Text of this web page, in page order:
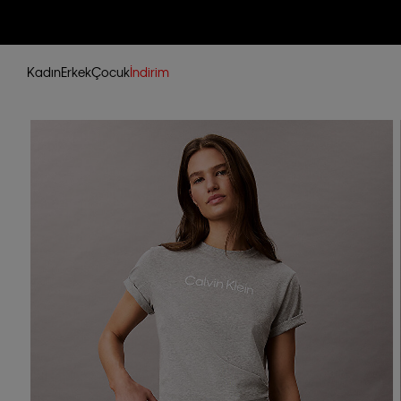
KadınErkekÇocukİndirim